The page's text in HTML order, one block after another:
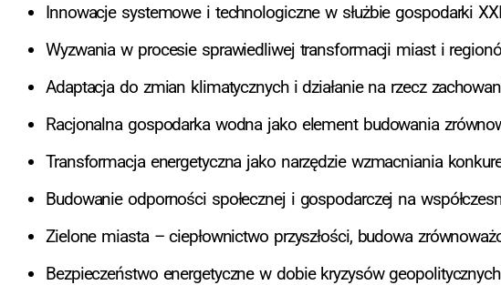
Innowacje systemowe i technologiczne w służbie gospodarki
Wyzwania w procesie sprawiedliwej transformacji miast i
Adaptacja do zmian klimatycznych i działanie na rzecz
Racjonalna gospodarka wodna jako element budowania
Transformacja energetyczna jako narzędzie wzmacniania
Budowanie odporności społecznej i gospodarczej na
Zielone miasta – ciepłownictwo przyszłości, budowa
Bezpieczeństwo energetyczne w dobie kryzysów